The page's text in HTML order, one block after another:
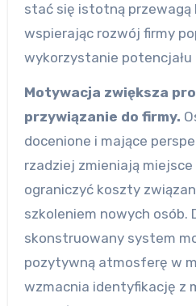
stać się istotną przewagą
wspierając rozwój firmy
wykorzystanie potencjału
Motywacja zwiększa
przywiązanie do firmy.
docenione i mające
rzadziej zmieniają
ograniczyć koszty
szkoleniem nowych osób.
skonstruowany system
pozytywną atmosferę w
wzmacnia identyfikację z